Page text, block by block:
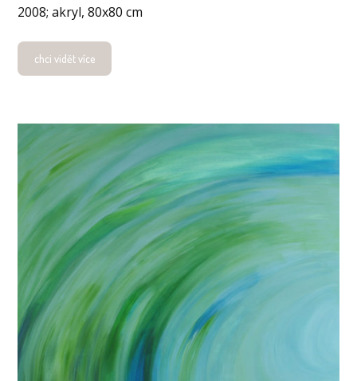
2008; akryl, 80x80 cm
chci vidět více